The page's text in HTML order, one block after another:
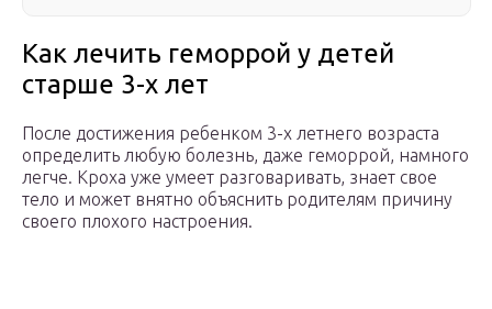
Как лечить геморрой у детей
старше 3-х лет
После достижения ребенком 3-х летнего возраста
определить любую болезнь, даже геморрой, намного
легче. Кроха уже умеет разговаривать, знает свое
тело и может внятно объяснить родителям причину
своего плохого настроения.